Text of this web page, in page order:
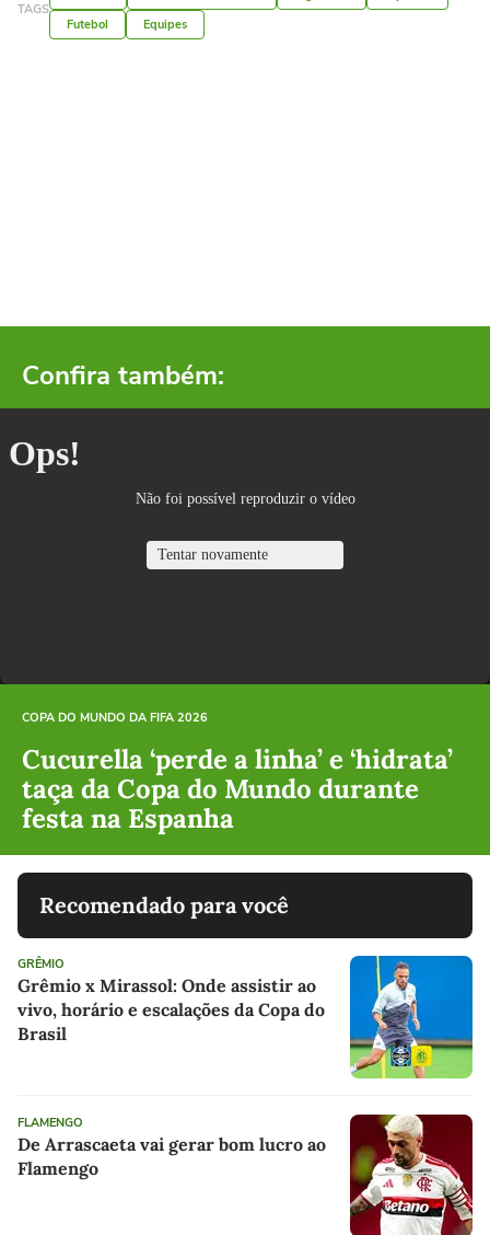
TAGS
Futebol
Equipes
Confira também:
COPA DO MUNDO DA FIFA 2026
Cucurella ‘perde a linha’ e ‘hidrata’
taça da Copa do Mundo durante
festa na Espanha
Recomendado para você
GRÊMIO
Grêmio x Mirassol: Onde assistir ao
vivo, horário e escalações da Copa do
Brasil
FLAMENGO
De Arrascaeta vai gerar bom lucro ao
Flamengo